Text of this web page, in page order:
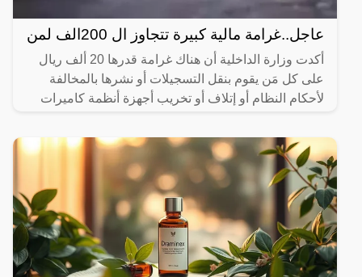
عاجل..غرامة مالية كبيرة تتجاوز ال 200الف لمن
أكدت وزارة الداخلية أن هناك غرامة قدرها 20 ألف ريال
على كل مَن يقوم بنقل التسجيلات أو نشرها بالمخالفة
لأحكام النظام أو إتلاف أو تخريب أجهزة أنظمة كاميرات